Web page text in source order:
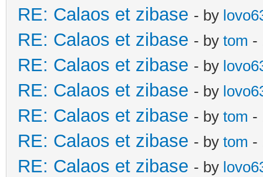
RE: Calaos et zibase - by
RE: Calaos et zibase - by tom -
RE: Calaos et zibase - by
RE: Calaos et zibase - by
RE: Calaos et zibase - by tom -
RE: Calaos et zibase - by tom -
RE: Calaos et zibase - by